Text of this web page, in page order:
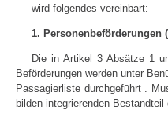
wird folgendes vereinbart:
1. Personenbeförderungen
Die in Artikel 3 Absätze 1
Beförderungen werden unter
Passagierliste durchgefūhrt .
bilden integrierenden